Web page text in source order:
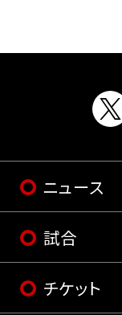
ニュース
試合
チケット